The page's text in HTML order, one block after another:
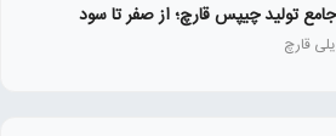
تولید چیپس قارچ؛ از صفر تا سود
قارچ